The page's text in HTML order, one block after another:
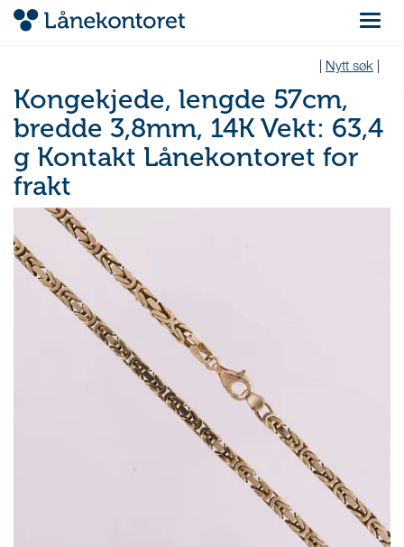
Nytt søk
Kongekjede, lengde 57cm,
bredde 3,8mm, 14K Vekt: 63,4
g Kontakt Lånekontoret for
frakt